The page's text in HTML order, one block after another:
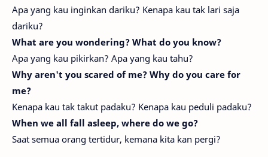
Apa yang kau inginkan dariku? Kenapa kau tak lari saja
dariku?
What are you wondering? What do you know?
Apa yang kau pikirkan? Apa yang kau tahu?
Why aren't you scared of me? Why do you care for
me?
Kenapa kau tak takut padaku? Kenapa kau peduli padaku?
When we all fall asleep, where do we go?
Saat semua orang tertidur, kemana kita kan pergi?